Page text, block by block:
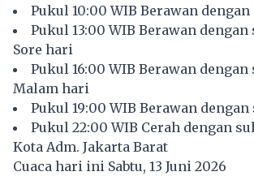
Pukul 10:00 WIB Berawan dengan
Pukul 13:00 WIB Berawan dengan
Sore hari
Pukul 16:00 WIB Berawan dengan
Malam hari
Pukul 19:00 WIB Berawan dengan
Pukul 22:00 WIB Cerah dengan
Kota Adm. Jakarta Barat
Cuaca hari ini Sabtu, 13 Juni 2026